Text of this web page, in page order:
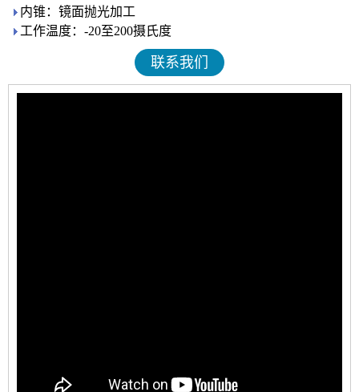
内锥：镜面抛光加工
工作温度：-20至200摄氏度
联系我们